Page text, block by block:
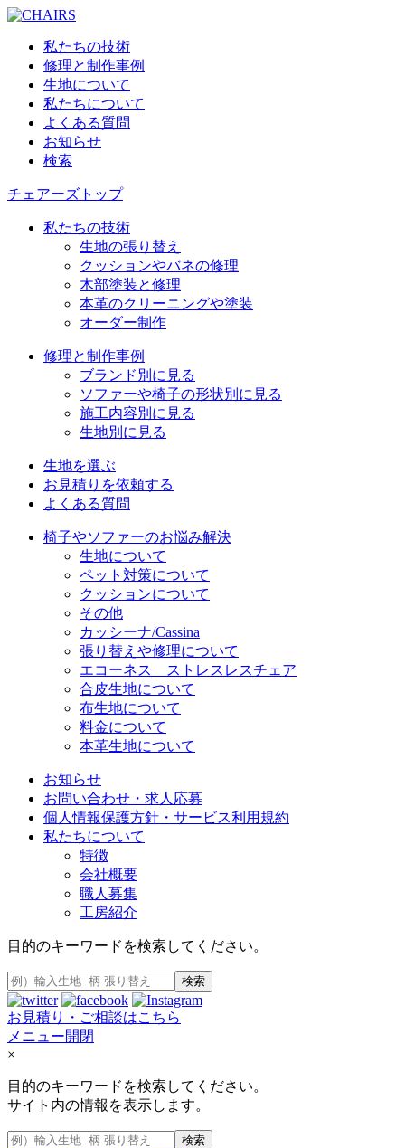
私たちの技術
修理と制作事例
生地について
私たちについて
よくある質問
お知らせ
検索
チェアーズトップ
私たちの技術
生地の張り替え
クッションやバネの修理
木部塗装と修理
本革のクリーニングや塗装
オーダー制作
修理と制作事例
ブランド別に見る
ソファーや椅子の形状別に見る
施工内容別に見る
生地別に見る
生地を選ぶ
お見積りを依頼する
よくある質問
椅子やソファーのお悩み解決
生地について
ペット対策について
クッションについて
その他
カッシーナ/Cassina
張り替えや修理について
エコーネス ストレスレスチェア
合皮生地について
布生地について
料金について
本革生地について
お知らせ
お問い合わせ・求人応募
個人情報保護方針・サービス利用規約
私たちについて
特徴
会社概要
職人募集
工房紹介
目的のキーワードを検索してください。
検索
お見積り・ご相談はこちら
メニュー開閉
×
目的のキーワードを検索してください。
サイト内の情報を表示します。
検索